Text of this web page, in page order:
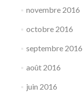
novembre 2016
octobre 2016
septembre 2016
août 2016
juin 2016